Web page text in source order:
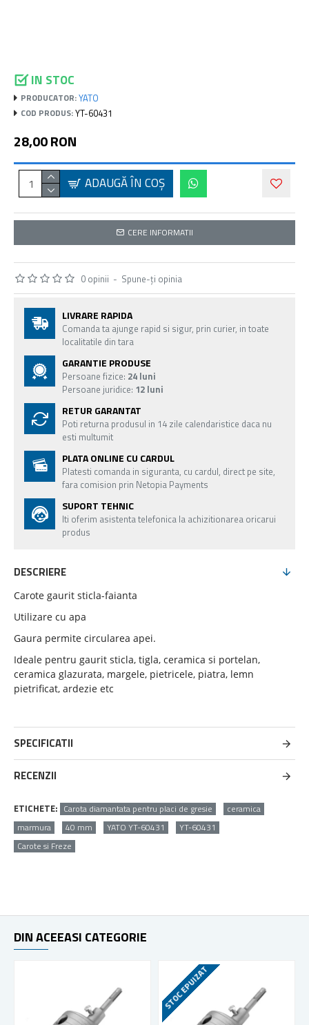
IN STOC
PRODUCATOR:YATO
COD PRODUS:YT-60431
0 opinii - Spune-ţi opinia
28,00 RON
ADAUGĂ ÎN COŞ
CERE INFORMATII
LIVRARE RAPIDA
Comanda ta ajunge rapid si sigur, prin curier, in toate
localitatile din tara
GARANTIE PRODUSE
Persoane fizice: 24 luni
Persoane juridice: 12 luni
RETUR GARANTAT
Poti returna produsul in 14 zile calendaristice daca nu
esti multumit
PLATA ONLINE CU CARDUL
Platesti comanda in siguranta, cu cardul, direct pe site,
fara comision prin Netopia Payments
SUPORT TEHNIC
Iti oferim asistenta telefonica la achizitionarea oricarui
produs
DESCRIERE
Carote gaurit sticla-faianta
Utilizare cu apa
Gaura permite circularea apei.
Ideale pentru gaurit sticla, tigla, ceramica si portelan,
ceramica glazurata, margele, pietricele, piatra, lemn
pietrificat, ardezie etc
SPECIFICATII
RECENZII
ETICHETE: Carota diamantata pentru placi de gresie
ceramica
marmura
40 mm YATO YT-60431
YT-60431
Carote si Freze
DIN ACEEASI CATEGORIE
STOC EPUIZAT